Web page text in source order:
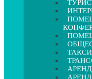
ТАКСИ